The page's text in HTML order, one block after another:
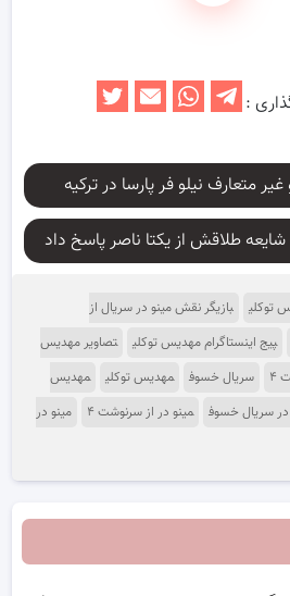
:
متعارف نیلو فر پارسا در ترکیه
توکلی
بازیگر نقش مینو در سریال از
پیج اینستاگرام مهدیس توکلی
تصاویر مهدیس
۴ سریال خسوف مهدیس توکلی
مهدیس
سریال خسوف مینو در از سرنوشت ۴
مینو در